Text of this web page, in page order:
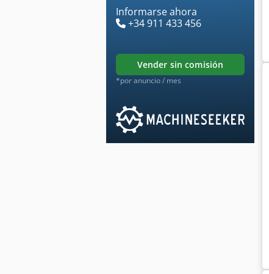
Informarse ahora
+34 911 433 456
vender sin comisión
*por anuncio / mes